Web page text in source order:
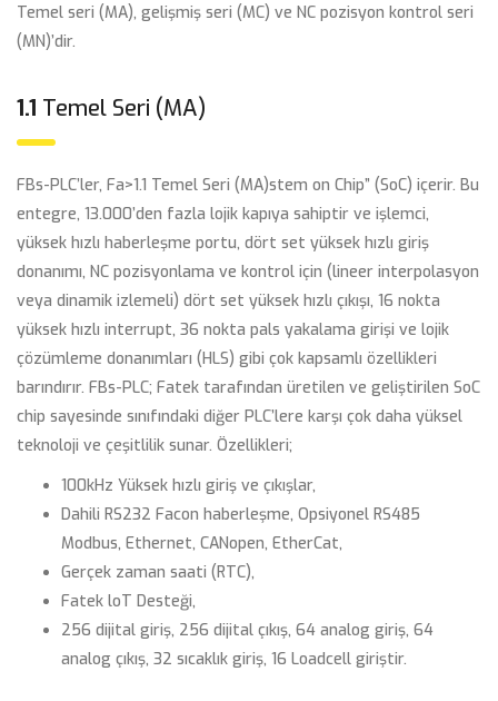
Temel seri (MA), gelişmiş seri (MC) ve NC pozisyon kontrol seri
(MN)’dir.
1.1 Temel Seri (MA)
FBs-PLC’ler, Fa>1.1 Temel Seri (MA)stem on Chip” (SoC) içerir. Bu
entegre, 13.000’den fazla lojik kapıya sahiptir ve işlemci,
yüksek hızlı haberleşme portu, dört set yüksek hızlı giriş
donanımı, NC pozisyonlama ve kontrol için (lineer interpolasyon
veya dinamik izlemeli) dört set yüksek hızlı çıkışı, 16 nokta
yüksek hızlı interrupt, 36 nokta pals yakalama girişi ve lojik
çözümleme donanımları (HLS) gibi çok kapsamlı özellikleri
barındırır. FBs-PLC; Fatek tarafından üretilen ve geliştirilen SoC
chip sayesinde sınıfındaki diğer PLC’lere karşı çok daha yüksel
teknoloji ve çeşitlilik sunar. Özellikleri;
100kHz Yüksek hızlı giriş ve çıkışlar,
Dahili RS232 Facon haberleşme, Opsiyonel RS485
Modbus, Ethernet, CANopen, EtherCat,
Gerçek zaman saati (RTC),
Fatek loT Desteği,
256 dijital giriş, 256 dijital çıkış, 64 analog giriş, 64
analog çıkış, 32 sıcaklık giriş, 16 Loadcell giriştir.